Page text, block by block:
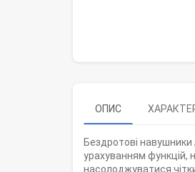
ОПИС
Бездротові навушники
урахуванням функцій,
насолоджуватися